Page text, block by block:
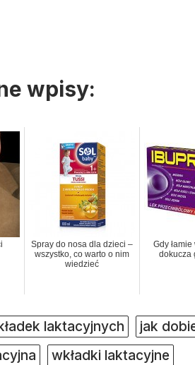
wpisy:
Spray do nosa dla dzieci –
wszystko, co warto o nim
wiedzieć
Gdy
dokucza
laktacyjnych
jak
wkładki laktacyjne